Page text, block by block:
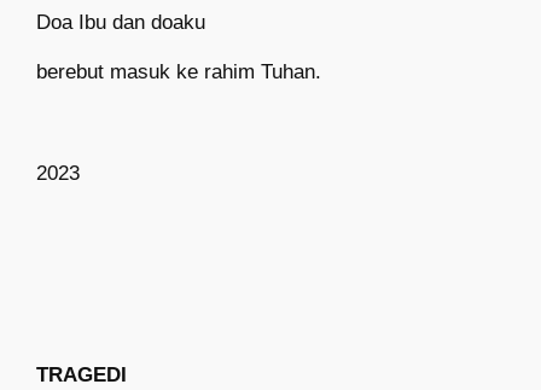
Doa Ibu dan doaku
berebut masuk ke rahim Tuhan.
2023
TRAGEDI